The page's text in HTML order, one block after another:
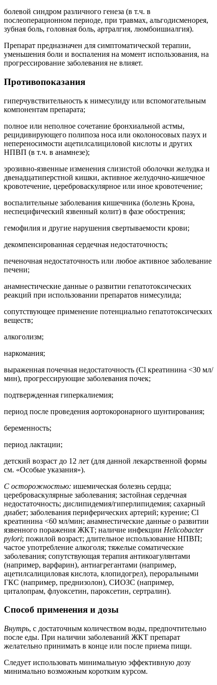
болевой синдром различного генеза (в т.ч. в
послеоперационном периоде, при травмах, альгодисменорея,
зубная боль, головная боль, артралгия, люмбоишиалгия).
Препарат предназначен для симптоматической терапии,
уменьшения боли и воспаления на момент использования, на
прогрессирование заболевания не влияет.
Противопоказания
гиперчувствительность к нимесулиду или вспомогательным
компонентам препарата;
полное или неполное сочетание бронхиальной астмы,
рецидивирующего полипоза носа или околоносовых пазух и
непереносимости ацетилсалициловой кислоты и других
НПВП (в т.ч. в анамнезе);
эрозивно-язвенные изменения слизистой оболочки желудка и
двенадцатиперстной кишки, активное желудочно-кишечное
кровотечение, цереброваскулярное или иное кровотечение;
воспалительные заболевания кишечника (болезнь Крона,
неспецифический язвенный колит) в фазе обострения;
гемофилия и другие нарушения свертываемости крови;
декомпенсированная сердечная недостаточность;
печеночная недостаточность или любое активное заболевание
печени;
анамнестические данные о развитии гепатотоксических
реакций при использовании препаратов нимесулида;
сопутствующее применение потенциально гепатотоксических
веществ;
алкоголизм;
наркомания;
выраженная почечная недостаточность (Cl креатинина <30 мл/
мин), прогрессирующие заболевания почек;
подтвержденная гиперкалиемия;
период после проведения аортокоронарного шунтирования;
беременность;
период лактации;
детский возраст до 12 лет (для данной лекарственной формы
см. «Особые указания»).
С осторожностью: ишемическая болезнь сердца;
цереброваскулярные заболевания; застойная сердечная
недостаточность; дислипидемия/гиперлипидемия; сахарный
диабет; заболевания периферических артерий; курение; Cl
креатинина <60 мл/мин; анамнестические данные о развитии
язвенного поражения ЖКТ; наличие инфекции Helicobacter
pylori; пожилой возраст; длительное использование НПВП;
частое употребление алкоголя; тяжелые соматические
заболевания; сопутствующая терапия антикоагулянтами
(например, варфарин), антиагрегантами (например,
ацетилсалициловая кислота, клопидогрел), пероральными
ГКС (например, преднизолон), СИОЗС (например,
циталопрам, флуоксетин, пароксетин, сертралин).
Способ применения и дозы
Внутрь, с достаточным количеством воды, предпочтительно
после еды. При наличии заболеваний ЖКТ препарат
желательно принимать в конце или после приема пищи.
Следует использовать минимальную эффективную дозу
минимально возможным коротким курсом.